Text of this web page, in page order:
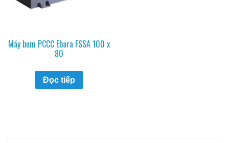
Máy bơm PCCC Ebara FSSA 100 x
80
Đọc tiếp